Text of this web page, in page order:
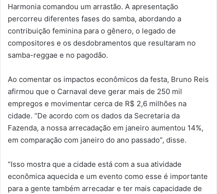
Harmonia comandou um arrastão. A apresentação
percorreu diferentes fases do samba, abordando a
contribuição feminina para o gênero, o legado de
compositores e os desdobramentos que resultaram no
samba-reggae e no pagodão.
Ao comentar os impactos econômicos da festa, Bruno Reis
afirmou que o Carnaval deve gerar mais de 250 mil
empregos e movimentar cerca de R$ 2,6 milhões na
cidade. “De acordo com os dados da Secretaria da
Fazenda, a nossa arrecadação em janeiro aumentou 14%,
em comparação com janeiro do ano passado”, disse.
“Isso mostra que a cidade está com a sua atividade
econômica aquecida e um evento como esse é importante
para a gente também arrecadar e ter mais capacidade de